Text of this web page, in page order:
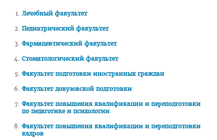
Педиатрический факультет
Фармацевтический
Довузовской подготовки
ФПКиП по педагогике и психологии
Кафедры
Лечебный факультет
Педиатрический факультет
Фармацевтический факультет
Стоматологический факультет
Факультет подготовки иностранных граждан
Факультет довузовской подготовки
Факультет повышения квалификации и переподготовки
по педагогике и психологии
Факультет повышения квалификации и переподготовки
кадров